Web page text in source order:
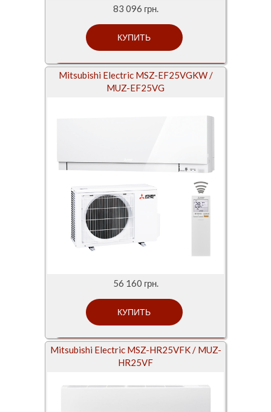
83 096 грн.
Mitsubishi Electric MSZ-EF25VGKW /
MUZ-EF25VG
56 160 грн.
Mitsubishi Electric MSZ-HR25VFK / MUZ-
HR25VF